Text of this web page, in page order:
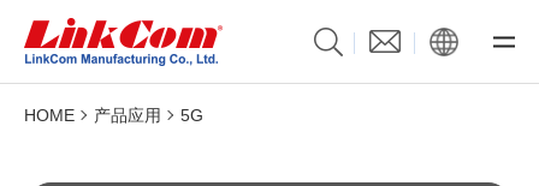
HOME 产品应用 5G